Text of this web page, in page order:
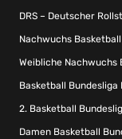
DRS – Deutscher
Nachwuchs
Weibliche Nachwuchs
Basketball Bundesliga
2. Basketball
Damen Basketball